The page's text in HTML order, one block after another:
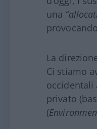
una
La
Ci stiamo
occidentali
privato
(